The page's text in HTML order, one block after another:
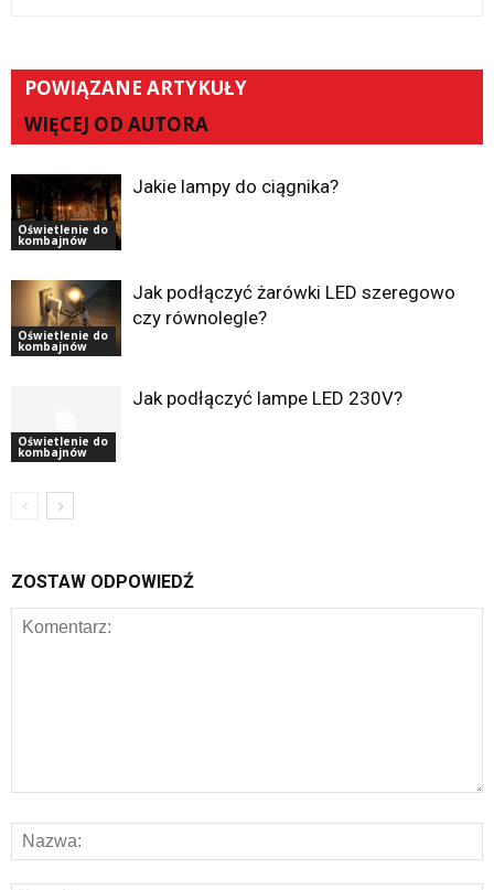
POWIĄZANE ARTYKUŁY
WIĘCEJ OD AUTORA
Oświetlenie do
kombajnów
Jakie lampy do ciągnika?
Oświetlenie do
kombajnów
Jak podłączyć żarówki LED szeregowo
czy równolegle?
Oświetlenie do
kombajnów
Jak podłączyć lampe LED 230V?
ZOSTAW ODPOWIEDŹ